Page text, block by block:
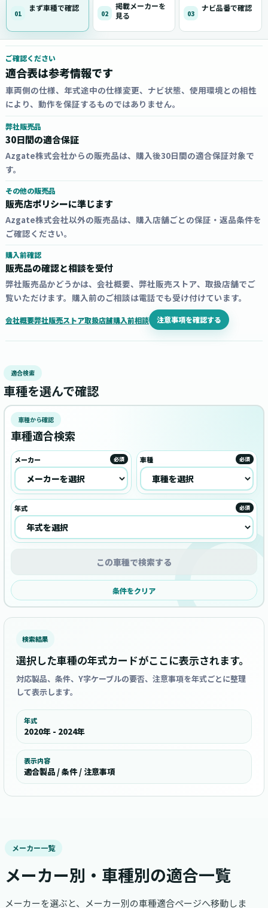
01
まず車種で確認
02
掲載メーカーを
見る
03
ナビ品番で確認
ご確認ください
適合表は参考情報です
車両側の仕様、年式途中の仕様変更、ナビ状態、使用環境との相性
により、動作を保証するものではありません。
弊社販売品
30日間の適合保証
Azgate株式会社からの販売品は、購入後30日間の適合保証対象で
す。
その他の販売品
販売店ポリシーに準じます
Azgate株式会社以外の販売品は、購入店舗ごとの保証・返品条件を
ご確認ください。
購入前確認
販売品の確認と相談を受付
弊社販売品かどうかは、会社概要、弊社販売ストア、取扱店舗でご
覧いただけます。購入前のご相談は電話でも受け付けています。
会社概要弊社販売ストア取扱店舗購入前相談 注意事項を確認する
適合検索
車種を選んで確認
車種から確認
車種適合検索
メーカー 必須 車種 必須
年式 必須
この車種で検索する
条件をクリア
検索結果
選択した車種の年式カードがここに表示されます。
対応製品、条件、Y字ケーブルの要否、注意事項を年式ごとに整理
して表示します。
年式
2020年 - 2024年
表示内容
適合製品 / 条件 / 注意事項
メーカー一覧
メーカー別・車種別の適合一覧
メーカーを選ぶと、メーカー別の車種適合ページへ移動しま